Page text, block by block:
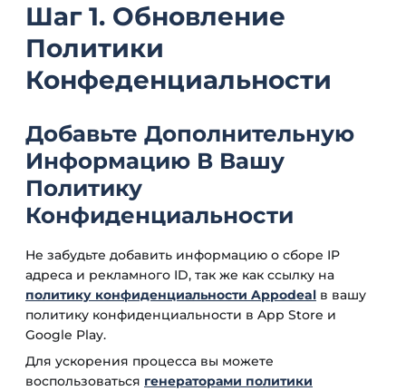
Шаг 1. Обновление
Политики
Конфеденциальности
Добавьте Дополнительную
Информацию В Вашу
Политику
Конфиденциальности
Не забудьте добавить информацию о сборе IP
адреса и рекламного ID, так же как ссылку на
политику конфиденциальности Appodeal в вашу
политику конфиденциальности в App Store и
Google Play.
Для ускорения процесса вы можете
воспользоваться генераторами политики